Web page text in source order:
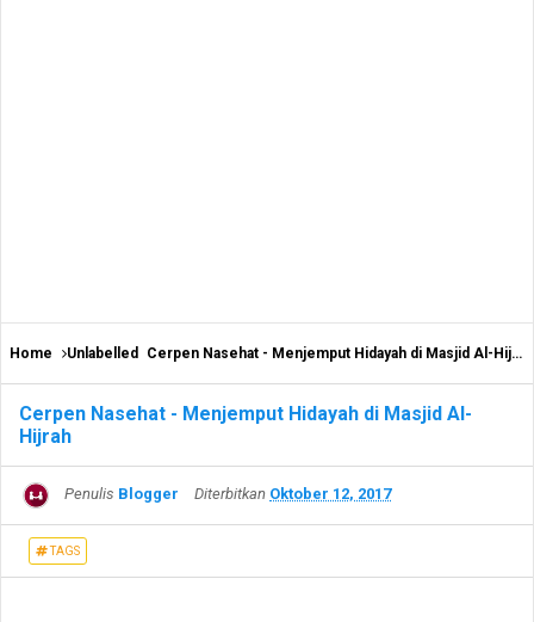
Home Unlabelled Cerpen Nasehat - Menjemput Hidayah di Masjid Al-Hijrah
Cerpen Nasehat - Menjemput Hidayah di Masjid Al-
Hijrah
Penulis Blogger Diterbitkan Oktober 12, 2017
TAGS